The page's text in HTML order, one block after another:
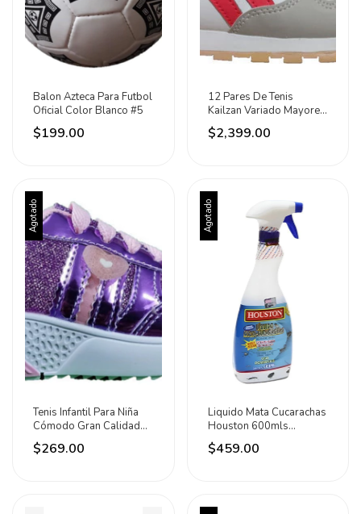
Balon Azteca Para Futbol
Oficial Color Blanco #5
$199.00
12 Pares De Tenis
Kailzan Variado Mayoreo
Todas Las Tallas
Blanco/azul/rojo 22 Al
$2,399.00
Agotado
Tenis Infantil Para Niña
Cómodo Gran Calidad
Moda
$269.00
Agotado
Liquido Mata Cucarachas
Houston 600mls
Original Atomizador - -
600 Ml
$459.00